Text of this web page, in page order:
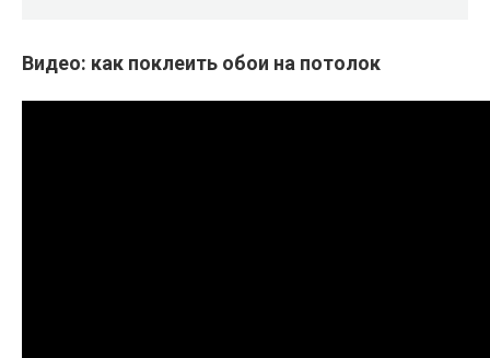
Видео: как поклеить обои на потолок